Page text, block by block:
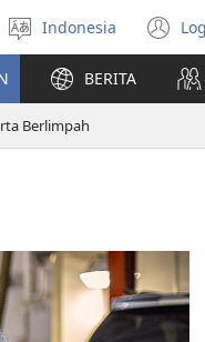
Pilih
bahasa
Indonesia
di
BERITA
Berlimpah